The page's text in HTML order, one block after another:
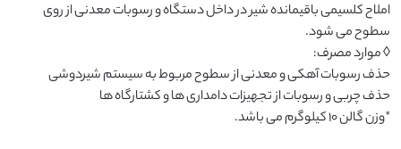
*وزن گالن 10 کیلوگرم می باشد.